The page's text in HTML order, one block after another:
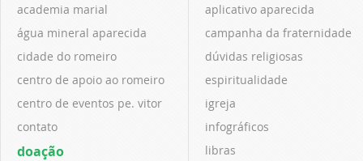
academia marial
água mineral aparecida
cidade do romeiro
centro de apoio ao romeiro
centro de eventos pe. vitor
contato
doação
aplicativo aparecida
campanha da fraternidade
dúvidas religiosas
espiritualidade
igreja
infográficos
libras